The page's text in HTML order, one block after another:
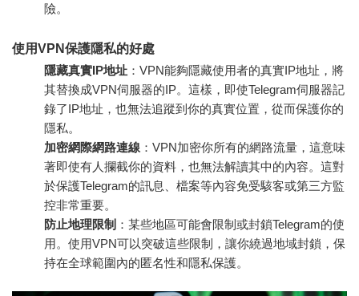
險。
使用VPN保護隱私的好處
隱藏真實IP地址 ：VPN能夠隱藏使用者的真實IP地址，將
其替換成VPN伺服器的IP。這樣，即使Telegram伺服器記
錄了IP地址，也無法追蹤到你的真實位置，從而保護你的
隱私。
加密網際網路連線 ：VPN加密你所有的網路流量，這意味
著即使有人攔截你的資料，也無法解讀其中的內容。這對
於保護Telegram的訊息、檔案等內容免受駭客或第三方監
控非常重要。
防止地理限制 ：某些地區可能會限制或封鎖Telegram的使
用。使用VPN可以突破這些限制，讓你繞過地域封鎖，保
持在全球範圍內的匿名性和隱私保護。